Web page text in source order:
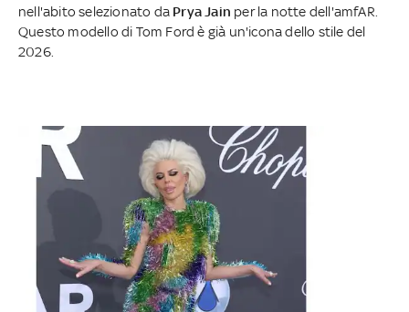
nell'abito selezionato da Prya Jain per la notte dell'amfAR.
Questo modello di Tom Ford è già un'icona dello stile del
2026.